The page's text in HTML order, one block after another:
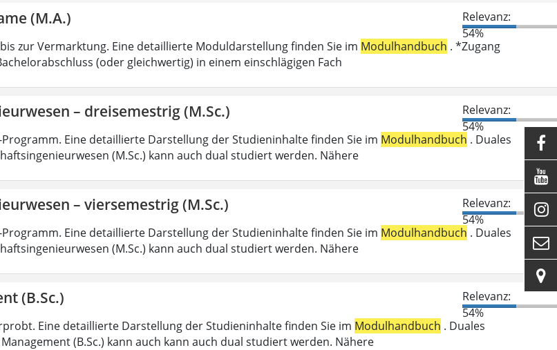
(M.A.)
Relevanz:
54%
zur Vermarktung. Eine detaillierte Moduldarstellung finden Sie im Modulhandbuch . *Zugang
(oder gleichwertig) in einem einschlägigen Fach
– dreisemestrig (M.Sc.)
Relevanz:
54%
Eine detaillierte Darstellung der Studieninhalte finden Sie im Modulhandbuch . Duales
(M.Sc.) kann auch dual studiert werden. Nähere
– viersemestrig (M.Sc.)
Relevanz:
54%
Eine detaillierte Darstellung der Studieninhalte finden Sie im Modulhandbuch . Duales
(M.Sc.) kann auch dual studiert werden. Nähere
(B.Sc.)
Relevanz:
54%
Eine detaillierte Darstellung der Studieninhalte finden Sie im Modulhandbuch . Duales
(B.Sc.) kann auch kann auch dual studiert werden. Nähere




